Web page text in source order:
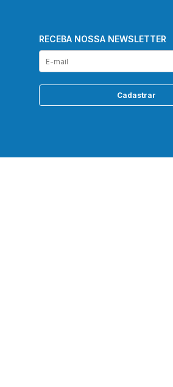
RECEBA NOSSA NEWSLETTER
Cadastrar